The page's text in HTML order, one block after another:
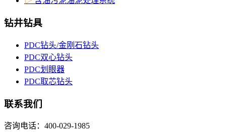
钻井钻具
PDC钻头/金刚石钻头
PDC双心钻头
PDC划眼器
PDC取芯钻头
联系我们
咨询电话：400-029-1985